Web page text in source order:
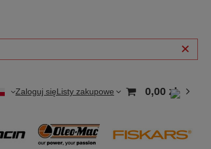
Zaloguj sięListy zakupowe 0,00 zł